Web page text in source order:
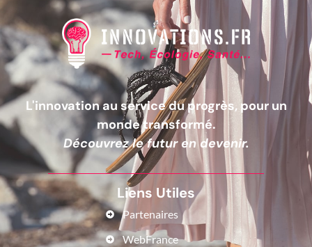
L'innovation au service du progrès, pour un
monde transformé.
Découvrez le futur en devenir.
Liens Utiles
Partenaires
WebFrance